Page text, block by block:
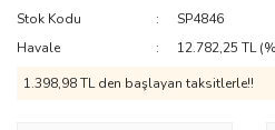
Stok Kodu
SP4846
Havale
12.782,25 TL
1.398,98 TL den başlayan taksitlerle!!